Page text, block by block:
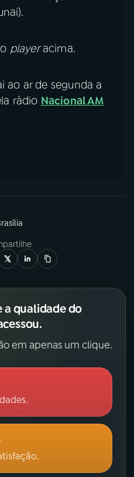
playeracima.
ao ar de segunda a
rádio Nacional AM
a qualidade do
em apenas um clique.